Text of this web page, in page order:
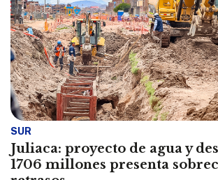
SUR
Juliaca: proyecto de agua y
1706 millones presenta